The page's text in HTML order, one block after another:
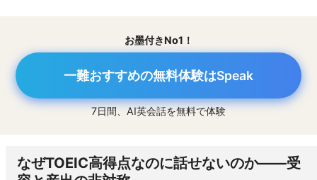
お墨付きNo1！
一難おすすめの無料体験はSpeak
7日間、AI英会話を無料で体験
なぜTOEIC高得点なのに話せないのか——受